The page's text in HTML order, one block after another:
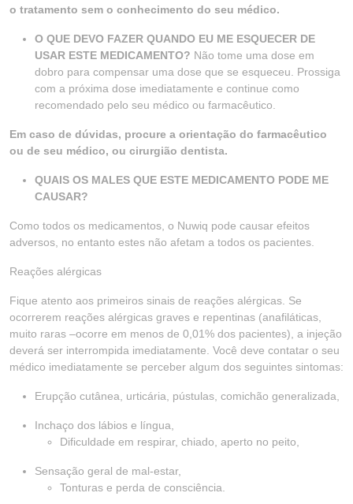
o tratamento sem o conhecimento do seu médico.
O QUE DEVO FAZER QUANDO EU ME ESQUECER DE
USAR ESTE MEDICAMENTO? Não tome uma dose em
dobro para compensar uma dose que se esqueceu. Prossiga
com a próxima dose imediatamente e continue como
recomendado pelo seu médico ou farmacêutico.
Em caso de dúvidas, procure a orientação do farmacêutico
ou de seu médico, ou cirurgião dentista.
QUAIS OS MALES QUE ESTE MEDICAMENTO PODE ME
CAUSAR?
Como todos os medicamentos, o Nuwiq pode causar efeitos
adversos, no entanto estes não afetam a todos os pacientes.
Reações alérgicas
Fique atento aos primeiros sinais de reações alérgicas. Se
ocorrerem reações alérgicas graves e repentinas (anafiláticas,
muito raras –ocorre em menos de 0,01% dos pacientes), a injeção
deverá ser interrompida imediatamente. Você deve contatar o seu
médico imediatamente se perceber algum dos seguintes sintomas:
Erupção cutânea, urticária, pústulas, comichão generalizada,
Inchaço dos lábios e língua,
Dificuldade em respirar, chiado, aperto no peito,
Sensação geral de mal-estar,
Tonturas e perda de consciência.